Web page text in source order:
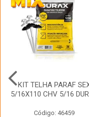
KIT TELHA PARAF
5/16X110 CHV 5/16
Código: 46459